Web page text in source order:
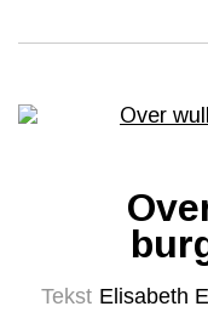
Tekst Elisabeth